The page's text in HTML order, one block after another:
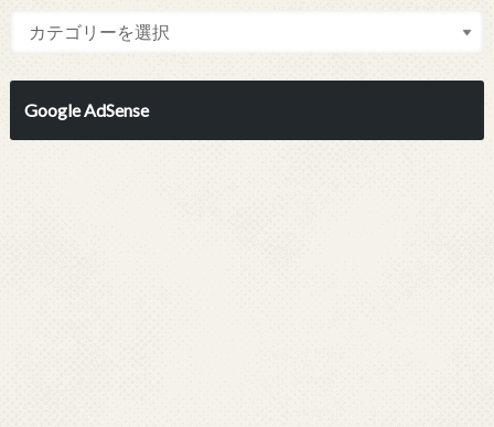
Google AdSense